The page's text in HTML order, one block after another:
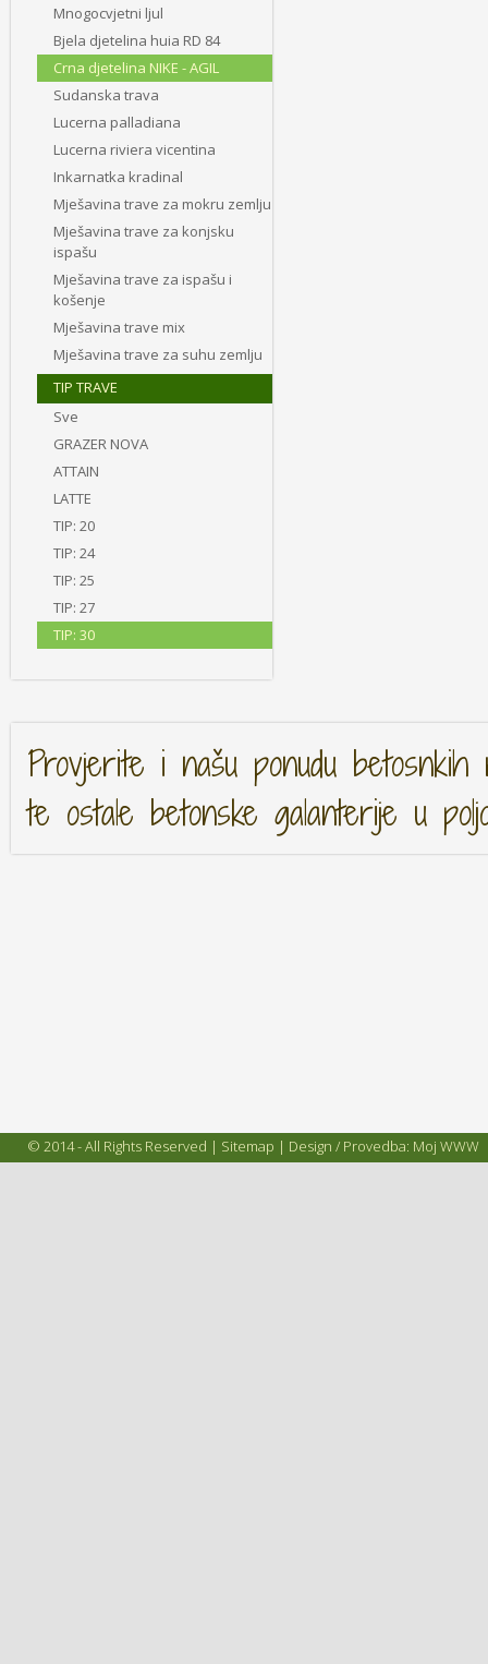
Mnogocvjetni ljul
Bjela djetelina huia RD 84
Crna djetelina NIKE - AGIL
Sudanska trava
Lucerna palladiana
Lucerna riviera vicentina
Inkarnatka kradinal
Mješavina trave za mokru zemlju
Mješavina trave za konjsku
ispašu
Mješavina trave za ispašu i
košenje
Mješavina trave mix
Mješavina trave za suhu zemlju
TIP TRAVE
Sve
GRAZER NOVA
ATTAIN
LATTE
TIP: 20
TIP: 24
TIP: 25
TIP: 27
TIP: 30
Provjerite i našu ponudu betosnkih
te ostale betonske galanterije u
© 2014 - All Rights Reserved | Sitemap | Design / Provedba: Moj WWW